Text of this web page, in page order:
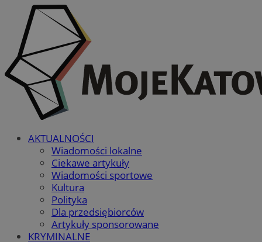
AKTUALNOŚCI
Wiadomości lokalne
Ciekawe artykuły
Wiadomości sportowe
Kultura
Polityka
Dla przedsiębiorców
Artykuły sponsorowane
KRYMINALNE